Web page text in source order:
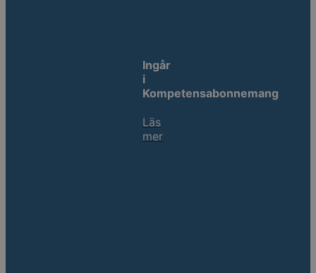
Ingår
i
Kompetensabonnemang
Läs
mer